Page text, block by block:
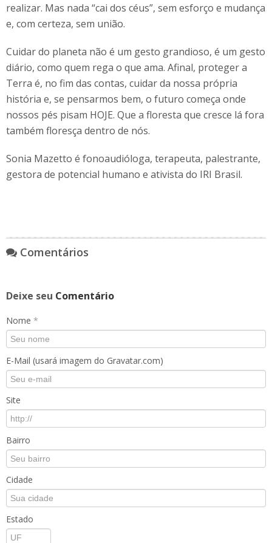
realizar. Mas nada “cai dos céus”, sem esforço e mudança
e, com certeza, sem união.
Cuidar do planeta não é um gesto grandioso, é um gesto
diário, como quem rega o que ama. Afinal, proteger a
Terra é, no fim das contas, cuidar da nossa própria
história e, se pensarmos bem, o futuro começa onde
nossos pés pisam HOJE. Que a floresta que cresce lá fora
também floresça dentro de nós.
Sonia Mazetto é fonoaudióloga, terapeuta, palestrante,
gestora de potencial humano e ativista do IRI Brasil.
Comentários
Deixe seu Comentário
Nome *
E-Mail (usará imagem do Gravatar.com)
Site
Bairro
Cidade
Estado